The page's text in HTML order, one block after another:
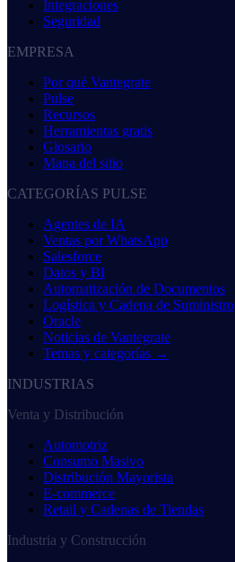
Integraciones
Seguridad
EMPRESA
Por qué Vantegrate
Pulse
Recursos
Herramientas gratis
Glosario
Mapa del sitio
CATEGORÍAS PULSE
Agentes de IA
Ventas por WhatsApp
Salesforce
Datos y BI
Automatización de Documentos
Logística y Cadena de Suministro
Oracle
Noticias de Vantegrate
Temas y categorías →
INDUSTRIAS
Venta y Distribución
Automotriz
Consumo Masivo
Distribución Mayorista
E-commerce
Retail y Cadenas de Tiendas
Industria y Construcción